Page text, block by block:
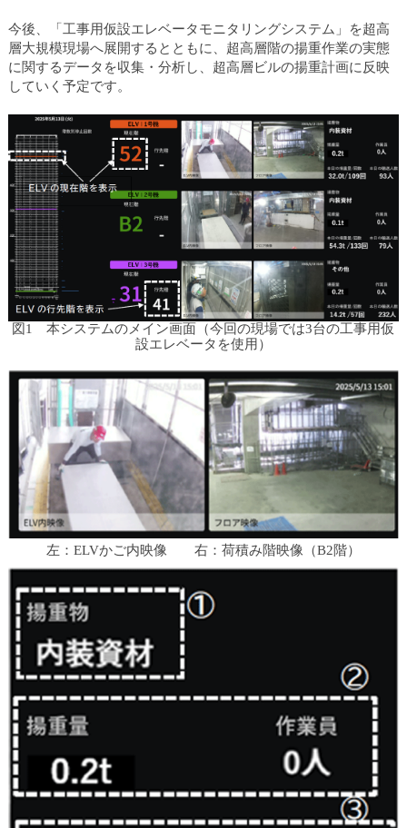
ゴ
リ
共
通
ー
動
し
動
今後、「工事用仮設エレベータモニタリングシステム」を超高
層大規模現場へ展開するとともに、超高層階の揚重作業の実態
に関するデータを収集・分析し、超高層ビルの揚重計画に反映
していく予定です。
図1 本システムのメイン画面（今回の現場では3台の工事用仮
設エレベータを使用）
左：ELVかご内映像 右：荷積み階映像（B2階）